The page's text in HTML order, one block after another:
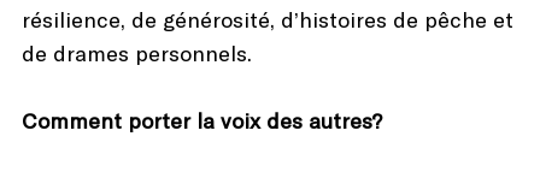
résilience, de générosité, d’histoires de pêche et
de drames personnels.
Comment porter la voix des autres?